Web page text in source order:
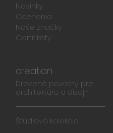
Novinky
Ocenenia
Naše značky
Certifikáty
creation
Drevené povrchy pre
architektúru a dizajn
Štúdiová kolekcia